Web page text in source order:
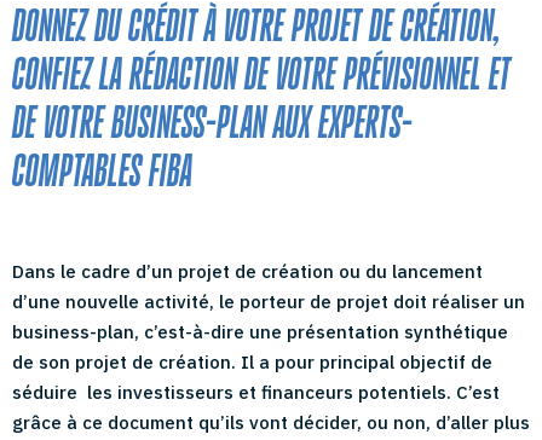
DONNEZ DU CRÉDIT À VOTRE PROJET DE CRÉATION,
CONFIEZ LA RÉDACTION DE VOTRE PRÉVISIONNEL ET
DE VOTRE BUSINESS-PLAN AUX EXPERTS-
COMPTABLES FIBA
Dans le cadre d’un projet de création ou du lancement
d’une nouvelle activité, le porteur de projet doit réaliser un
business-plan, c’est-à-dire une présentation synthétique
de son projet de création. Il a pour principal objectif de
séduire les investisseurs et financeurs potentiels. C’est
grâce à ce document qu’ils vont décider, ou non, d’aller plus